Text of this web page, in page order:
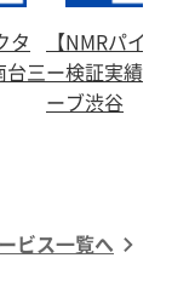
タ
台三
【NMRパイ
ー検証実績】
ーブ渋谷
ビス一覧へ